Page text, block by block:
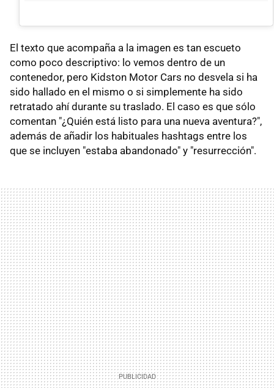
El texto que acompaña a la imagen es tan escueto
como poco descriptivo: lo vemos dentro de un
contenedor, pero Kidston Motor Cars no desvela si ha
sido hallado en el mismo o si simplemente ha sido
retratado ahí durante su traslado. El caso es que sólo
comentan "¿Quién está listo para una nueva aventura?",
además de añadir los habituales hashtags entre los
que se incluyen "estaba abandonado" y "resurrección".